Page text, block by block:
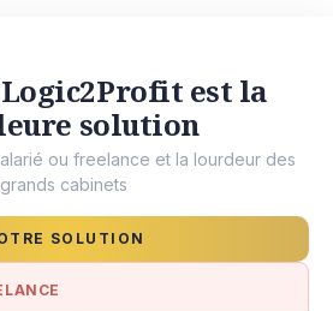
est la
solution
ou freelance et la lourdeur des
grands cabinets
SOLUTION